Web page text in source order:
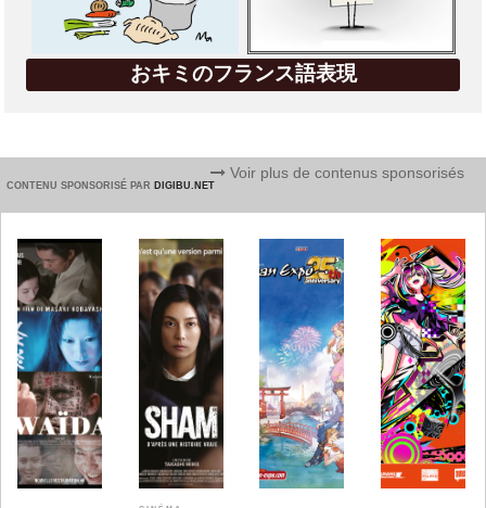
おキミのフランス語表現
CONTENU SPONSORISÉ PAR DIGIBU.NET
Voir plus de contenus sponsorisés